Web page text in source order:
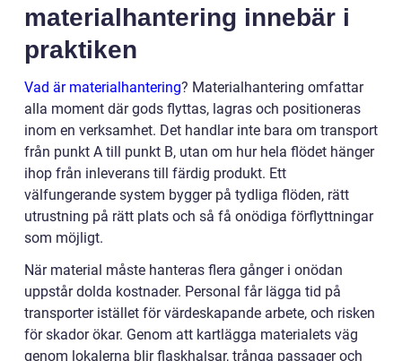
materialhantering innebär i
praktiken
Vad är materialhantering? Materialhantering omfattar
alla moment där gods flyttas, lagras och positioneras
inom en verksamhet. Det handlar inte bara om transport
från punkt A till punkt B, utan om hur hela flödet hänger
ihop från inleverans till färdig produkt. Ett
välfungerande system bygger på tydliga flöden, rätt
utrustning på rätt plats och så få onödiga förflyttningar
som möjligt.
När material måste hanteras flera gånger i onödan
uppstår dolda kostnader. Personal får lägga tid på
transporter istället för värdeskapande arbete, och risken
för skador ökar. Genom att kartlägga materialets väg
genom lokalerna blir flaskhalsar, trånga passager och